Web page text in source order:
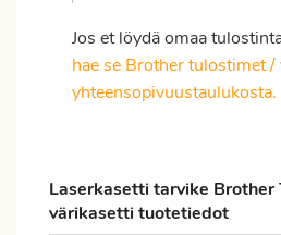
Jos et löydä omaa
hae se Brother tulostimet
yhteensopivuustaulukosta.
Laserkasetti tarvike
värikasetti tuotetiedot